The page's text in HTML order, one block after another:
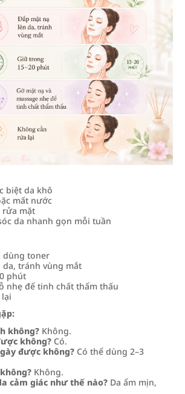
biệt da khô
mất nước
rửa mặt
da nhanh gọn mỗi tuần
dùng toner
tránh vùng mắt
phút
nhẹ để tinh chất thẩm thấu
không? Không.
không? Có.
được không? Có thể dùng 2–3
Không.
cảm giác như thế nào? Da ẩm mịn,